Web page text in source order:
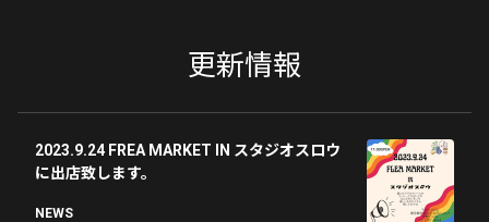
更新情報
2023.9.24 FREA MARKET IN スタジオスロウ
に出店致します。
NEWS